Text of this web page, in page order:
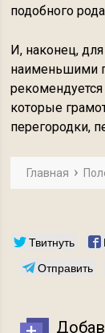
подобного
И, наконец,
наименьшими
которые
перегородки,
Главная
Твитнуть
Отправить